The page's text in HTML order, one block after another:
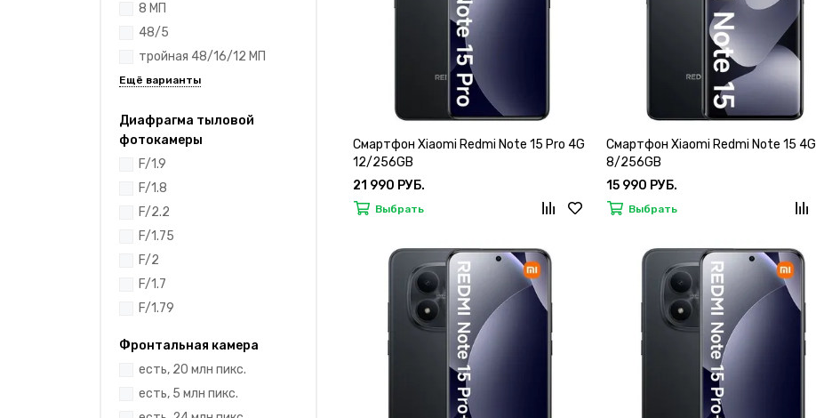
8 МП
48/5
тройная 48/16/12 МП
Диафрагма тыловой
фотокамеры
F/1.9
F/1.8
F/2.2
F/1.75
F/2
F/1.7
F/1.79
Фронтальная камера
есть, 20 млн пикс.
есть, 5 млн пикс.
Смартфон Xiaomi Redmi Note 15 Pro 4G
12/256GB
21 990 РУБ.
Выбрать
Смартфон Xiaomi Redmi Note 15 4G
8/256GB
15 990 РУБ.
Выбрать